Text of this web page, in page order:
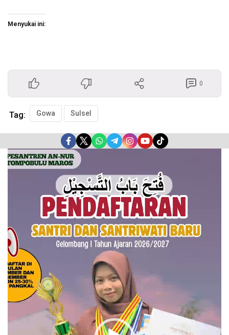
Menyukai ini:
0
Tag: Gowa Sulsel
Pemutar
Video